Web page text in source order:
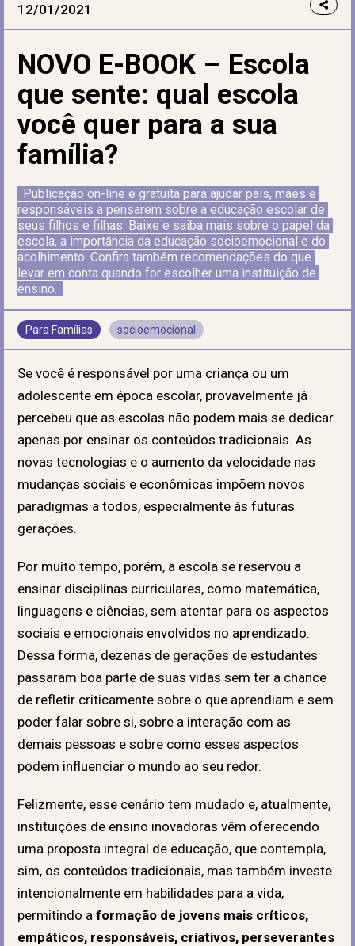
12/01/2021
NOVO E-BOOK – Escola
que sente: qual escola
você quer para a sua
família?
Publicação on-line e gratuita para ajudar pais, mães e
responsáveis a pensarem sobre a educação escolar de
seus filhos e filhas. Baixe e saiba mais sobre o papel da
escola, a importância da educação socioemocional e do
acolhimento. Confira também recomendações do que
levar em conta quando for escolher uma instituição de
ensino.
Para Famílias socioemocional
Se você é responsável por uma criança ou um
adolescente em época escolar, provavelmente já
percebeu que as escolas não podem mais se dedicar
apenas por ensinar os conteúdos tradicionais. As
novas tecnologias e o aumento da velocidade nas
mudanças sociais e econômicas impõem novos
paradigmas a todos, especialmente às futuras
gerações.
Por muito tempo, porém, a escola se reservou a
ensinar disciplinas curriculares, como matemática,
linguagens e ciências, sem atentar para os aspectos
sociais e emocionais envolvidos no aprendizado.
Dessa forma, dezenas de gerações de estudantes
passaram boa parte de suas vidas sem ter a chance
de refletir criticamente sobre o que aprendiam e sem
poder falar sobre si, sobre a interação com as
demais pessoas e sobre como esses aspectos
podem influenciar o mundo ao seu redor.
Felizmente, esse cenário tem mudado e, atualmente,
instituições de ensino inovadoras vêm oferecendo
uma proposta integral de educação, que contempla,
sim, os conteúdos tradicionais, mas também investe
intencionalmente em habilidades para a vida,
permitindo a formação de jovens mais críticos,
empáticos, responsáveis, criativos, perseverantes